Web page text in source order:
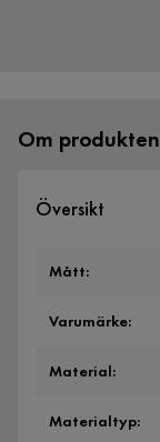
Om produkten
Översikt
Mått:
Varumärke:
Material:
Materialtyp: